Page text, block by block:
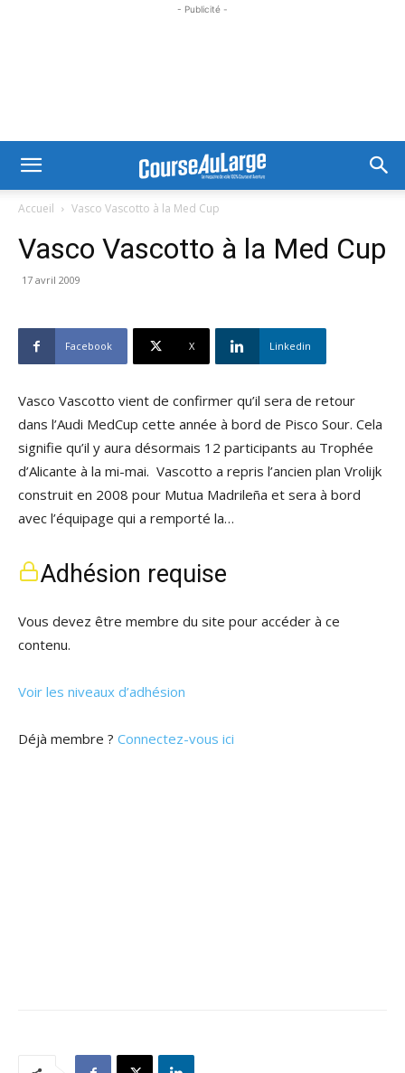
- Publicité -
Accueil Vasco Vascotto à la Med Cup
Vasco Vascotto à la Med Cup
17 avril 2009
Facebook X Linkedin
Vasco Vascotto vient de confirmer qu’il sera de retour
dans l’Audi MedCup cette année à bord de Pisco Sour. Cela
signifie qu’il y aura désormais 12 participants au Trophée
d’Alicante à la mi-mai. Vascotto a repris l’ancien plan Vrolijk
construit en 2008 pour Mutua Madrileña et sera à bord
avec l’équipage qui a remporté la…
Adhésion requise
Vous devez être membre du site pour accéder à ce
contenu.
Voir les niveaux d’adhésion
Déjà membre ? Connectez-vous ici